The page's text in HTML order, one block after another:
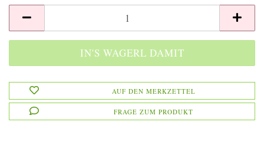
AUF DEN MERKZETTEL
FRAGE ZUM PRODUKT